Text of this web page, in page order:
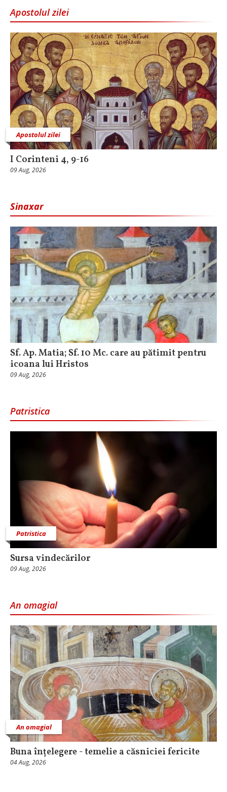
Apostolul zilei
Apostolul zilei
I Corinteni 4, 9-16
09 Aug, 2026
Sinaxar
Sf. Ap. Matia; Sf. 10 Mc. care au pătimit pentru
icoana lui Hristos
09 Aug, 2026
Patristica
Patristica
Sursa vindecărilor
09 Aug, 2026
An omagial
An omagial
Buna înțelegere - temelie a căsniciei fericite
04 Aug, 2026